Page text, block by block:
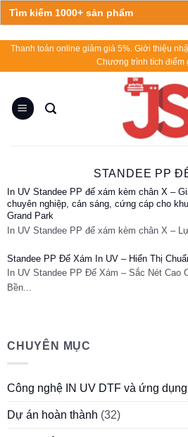
Search
for:
Skip
Thanh toán online giảm giá 5%. Giới thiệu
Chương trình tích điểm
STANDEE PP
In UV Standee PP đế xám kèm chân X –
chuyên nghiệp, cản sáng, cứng cáp cho
Grand Park
In UV Standee PP đế xám kèm chân X –
Standee PP Đế Xám In UV – Hiển Thị
In UV Standee PP Đế Xám – Sắc Nét Cao
Bền...
CHUYÊN MỤC
Công nghệ IN UV DTF và ứng dụng
Dự án hoàn thành (32)